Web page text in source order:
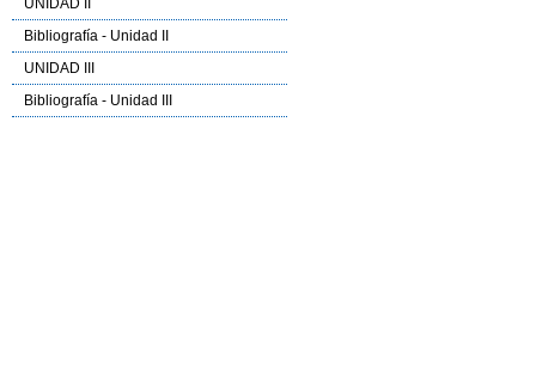
UNIDAD II
Bibliografía - Unidad II
UNIDAD III
Bibliografía - Unidad III